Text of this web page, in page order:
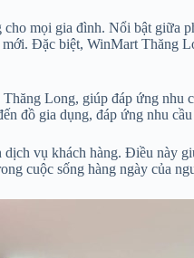
mọi gia đình. Nổi bật
Đặc biệt, WinMart Thăng
Long, giúp đáp ứng
đồ gia dụng, đáp ứng nhu
vụ khách hàng. Điều này
cuộc sống hàng ngày của